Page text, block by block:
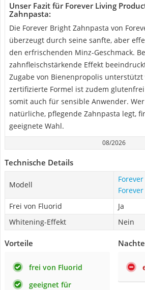
Unser Fazit für Forever Living
Zahnpasta:
Die Forever Bright Zahnpasta von
überzeugt durch seine sanfte, aber
den erfrischenden Minz-Geschmack.
zahnfleischstärkende Effekt
Zugabe von Bienenpropolis
zertifizierte Formel ist zudem
somit auch für sensible Anwender.
natürliche, pflegende Zahnpasta legt,
geeignete Wahl.
08/2026
Technische Details
Modell
Frei von Fluorid
Ja
Whitening-Effekt
Nein
Vorteile
frei von Fluorid
geeignet für